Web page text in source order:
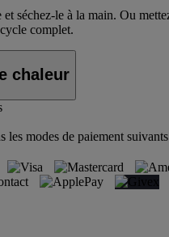
et séchez-le à la main. Ou
complet.
chaleur
les modes de paiement suivants